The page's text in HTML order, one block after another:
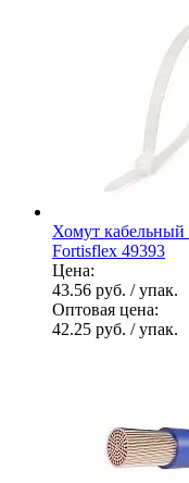
Хомут
Fortisflex 49393
Цена:
43.56 руб. / упак.
Оптовая цена:
42.25 руб. / упак.